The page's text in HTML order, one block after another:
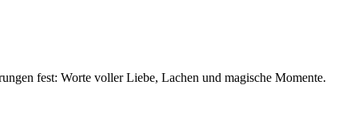
fest: Worte voller Liebe, Lachen und magische Momente.